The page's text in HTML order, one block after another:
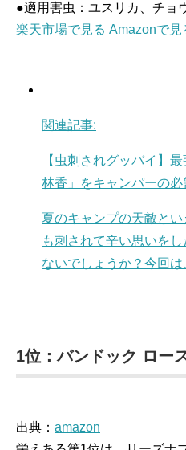
●適用害虫：ユスリカ、チョ
楽天市場で見る Amazonで見
関連記事:
【虫刺されグッバイ】
林香」をキャンパーの必
夏のキャンプの天敵と
も刺されて辛い思いを
ないでしょうか？今回
1位：バンドック ロー
出典： amazon